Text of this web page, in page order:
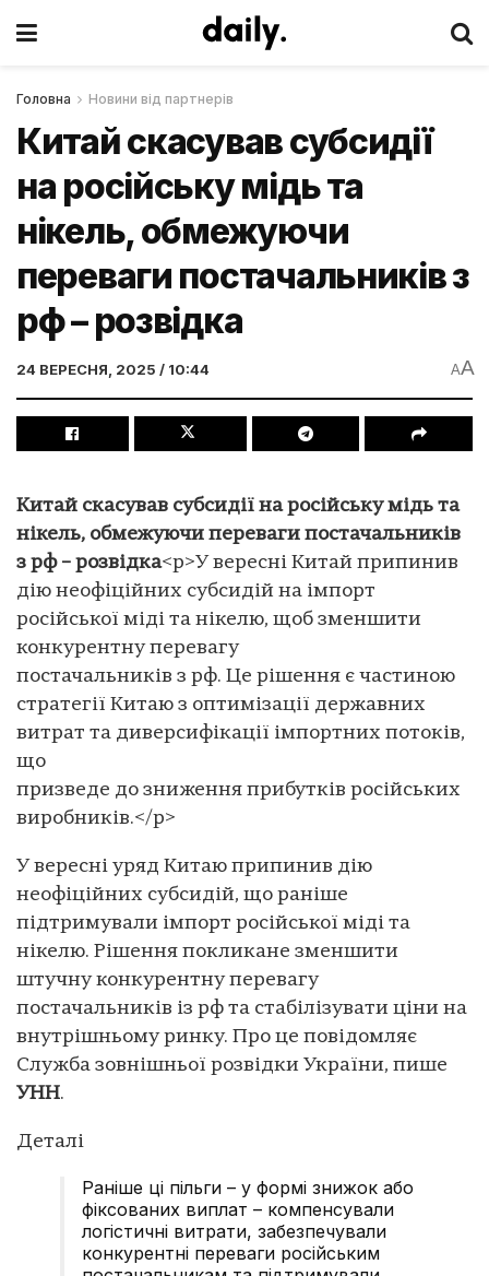
Головна Новини від партнерів
Китай скасував субсидії
на російську мідь та
нікель, обмежуючи
переваги постачальників з
рф – розвідка
24 ВЕРЕСНЯ, 2025 / 10:44 AA
Китай скасував субсидії на російську мідь та
нікель, обмежуючи переваги постачальників
з рф – розвідка<p>У вересні Китай припинив
дію неофіційних субсидій на імпорт
російської міді та нікелю, щоб зменшити
конкурентну перевагу
постачальників з рф. Це рішення є частиною
стратегії Китаю з оптимізації державних
витрат та диверсифікації імпортних потоків,
що
призведе до зниження прибутків російських
виробників.</p>
У вересні уряд Китаю припинив дію
неофіційних субсидій, що раніше
підтримували імпорт російської міді та
нікелю. Рішення покликане зменшити
штучну конкурентну перевагу
постачальників із рф та стабілізувати ціни на
внутрішньому ринку. Про це повідомляє
Служба зовнішньої розвідки України, пише
УНН.
Деталі
Раніше ці пільги – у формі знижок або
фіксованих виплат – компенсували
логістичні витрати, забезпечували
конкурентні переваги російським